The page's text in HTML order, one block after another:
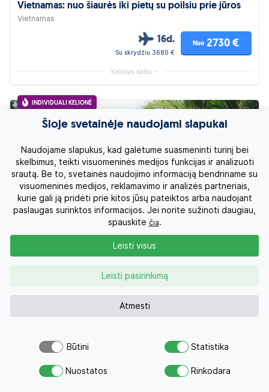
Vietnamas: nuo šiaurės iki pietų su poilsiu prie jūros
Vietnamas
16d.
Su skrydžiu 3680 €
Nuo 2730 €
Kelionės datos
INDIVIDUALI KELIONĖ
Kelionės datos
Savo svajonių atostogoms
Šioje svetainėje naudojami slapukai
Naudojame slapukus, kad galėtume suasmeninti turinį bei
skelbimus, teikti visuomeninės medijos funkcijas ir analizuoti
srautą. Be to, svetainės naudojimo informaciją bendriname su
visuomeninės medijos, reklamavimo ir analizės partneriais,
kurie gali ją pridėti prie kitos jūsų pateiktos arba naudojant
paslaugas surinktos informacijos. Jei norite sužinoti daugiau,
spauskite čia.
Atmesti
Leisti pasirinkimą
Leisti visus
Būtini Statistika
Nuostatos Rinkodara